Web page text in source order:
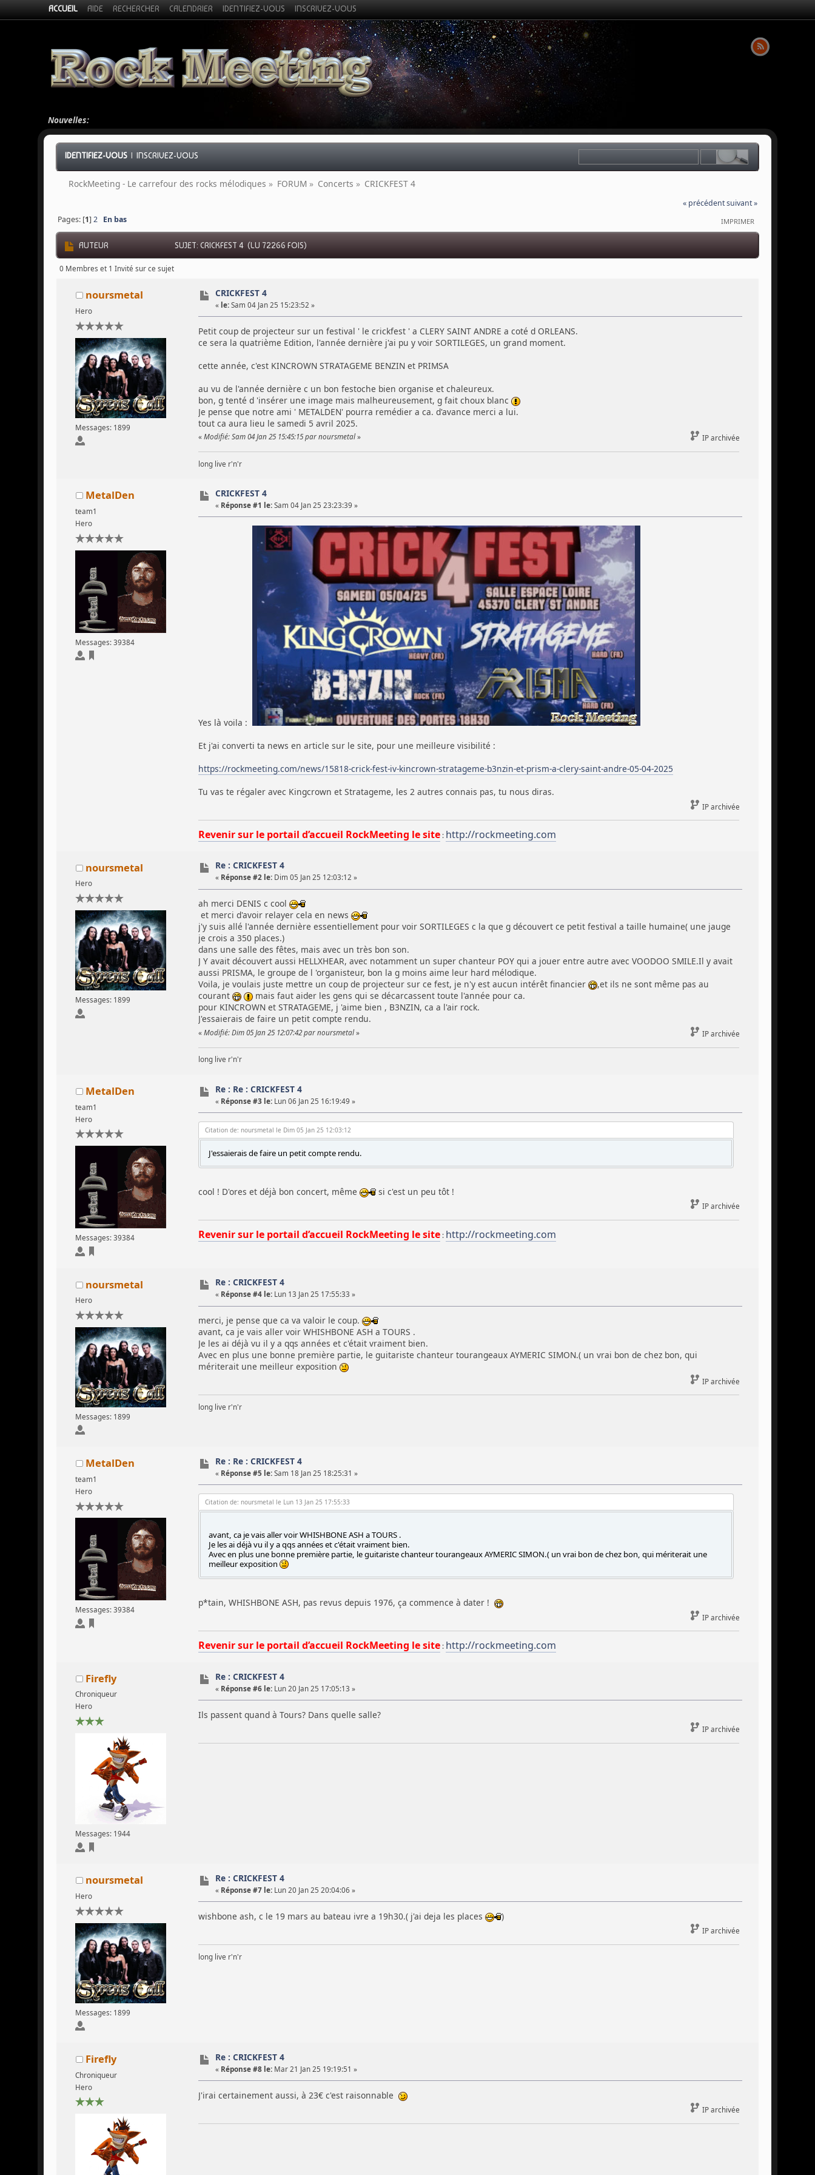
ACCUEIL AIDE RECHERCHER CALENDRIER IDENTIFIEZ-VOUS INSCRIVEZ-VOUS
Nouvelles:
IDENTIFIEZ-VOUS |INSCRIVEZ-VOUS
RockMeeting - Le carrefour des rocks mélodiques » FORUM » Concerts » CRICKFEST 4
« précédentsuivant »
IMPRIMER
Pages: [1]2 En bas
AUTEUR SUJET: CRICKFEST 4 (LU 72266 FOIS)
0 Membres et 1 Invité sur ce sujet
noursmetal
Hero
Messages: 1899
CRICKFEST 4
« le: Sam 04 Jan 25 15:23:52 »
Petit coup de projecteur sur un festival ' le crickfest ' a CLERY SAINT ANDRE a coté d ORLEANS.
ce sera la quatrième Edition, l'année dernière j'ai pu y voir SORTILEGES, un grand moment.
cette année, c'est KINCROWN STRATAGEME BENZIN et PRIMSA
au vu de l'année dernière c un bon festoche bien organise et chaleureux.
bon, g tenté d 'insérer une image mais malheureusement, g fait choux blanc
Je pense que notre ami ' METALDEN' pourra remédier a ca. d'avance merci a lui.
tout ca aura lieu le samedi 5 avril 2025.
« Modifié: Sam 04 Jan 25 15:45:15 par noursmetal» IP archivée
long live r'n'r
MetalDen
team1
Hero
Messages: 39384
CRICKFEST 4
« Réponse #1 le: Sam 04 Jan 25 23:23:39 »
Yes là voila :
Et j'ai converti ta news en article sur le site, pour une meilleure visibilité :
https://rockmeeting.com/news/15818-crick-fest-iv-kincrown-stratageme-b3nzin-et-prism-a-clery-saint-andre-05-04-2025
Tu vas te régaler avec Kingcrown et Stratageme, les 2 autres connais pas, tu nous diras.
IP archivée
Revenir sur le portail d’accueil RockMeeting le site: http://rockmeeting.com
noursmetal
Hero
Messages: 1899
Re : CRICKFEST 4
« Réponse #2 le: Dim 05 Jan 25 12:03:12 »
ah merci DENIS c cool
et merci d'avoir relayer cela en news
j'y suis allé l'année dernière essentiellement pour voir SORTILEGES c la que g découvert ce petit festival a taille humaine( une jauge
je crois a 350 places.)
dans une salle des fêtes, mais avec un très bon son.
J Y avait découvert aussi HELLXHEAR, avec notamment un super chanteur POY qui a jouer entre autre avec VOODOO SMILE.Il y avait
aussi PRISMA, le groupe de l 'organisteur, bon la g moins aime leur hard mélodique.
Voila, je voulais juste mettre un coup de projecteur sur ce fest, je n'y est aucun intérêt financier
,et ils ne sont même pas au
courant
mais faut aider les gens qui se décarcassent toute l'année pour ca.
pour KINCROWN et STRATAGEME, j 'aime bien , B3NZIN, ca a l'air rock.
J'essaierais de faire un petit compte rendu.
« Modifié: Dim 05 Jan 25 12:07:42 par noursmetal» IP archivée
long live r'n'r
MetalDen
team1
Hero
Messages: 39384
Re : Re : CRICKFEST 4
« Réponse #3 le: Lun 06 Jan 25 16:19:49 »
Citation de: noursmetal le Dim 05 Jan 25 12:03:12
J'essaierais de faire un petit compte rendu.
cool ! D'ores et déjà bon concert, même si c'est un peu tôt !
IP archivée
Revenir sur le portail d’accueil RockMeeting le site: http://rockmeeting.com
noursmetal
Hero
Messages: 1899
Re : CRICKFEST 4
« Réponse #4 le: Lun 13 Jan 25 17:55:33 »
merci, je pense que ca va valoir le coup.
avant, ca je vais aller voir WHISHBONE ASH a TOURS .
Je les ai déjà vu il y a qqs années et c'était vraiment bien.
Avec en plus une bonne première partie, le guitariste chanteur tourangeaux AYMERIC SIMON.( un vrai bon de chez bon, qui
mériterait une meilleur exposition
IP archivée
long live r'n'r
MetalDen
team1
Hero
Messages: 39384
Re : Re : CRICKFEST 4
« Réponse #5 le: Sam 18 Jan 25 18:25:31 »
Citation de: noursmetal le Lun 13 Jan 25 17:55:33
avant, ca je vais aller voir WHISHBONE ASH a TOURS .
Je les ai déjà vu il y a qqs années et c'était vraiment bien.
Avec en plus une bonne première partie, le guitariste chanteur tourangeaux AYMERIC SIMON.( un vrai bon de chez bon, qui mériterait une
meilleur exposition
p*tain, WHISHBONE ASH, pas revus depuis 1976, ça commence à dater !
IP archivée
Revenir sur le portail d’accueil RockMeeting le site: http://rockmeeting.com
Firefly
Chroniqueur
Hero
Messages: 1944
Re : CRICKFEST 4
« Réponse #6 le: Lun 20 Jan 25 17:05:13 »
Ils passent quand à Tours? Dans quelle salle?
IP archivée
noursmetal
Hero
Messages: 1899
Re : CRICKFEST 4
« Réponse #7 le: Lun 20 Jan 25 20:04:06 »
wishbone ash, c le 19 mars au bateau ivre a 19h30.( j'ai deja les places )
IP archivée
long live r'n'r
Firefly
Chroniqueur
Hero
Re : CRICKFEST 4
« Réponse #8 le: Mar 21 Jan 25 19:19:51 »
J'irai certainement aussi, à 23€ c'est raisonnable
IP archivée